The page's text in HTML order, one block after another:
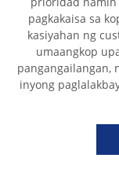
pagkakaisa sa
kasiyahan ng
umaangkop
pangangailangan,
inyong